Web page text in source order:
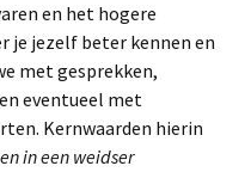
en het hogere
je jezelf beter kennen en
met gesprekken,
eventueel met
Kernwaarden hierin
in een weidser